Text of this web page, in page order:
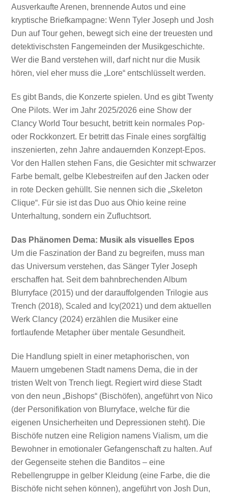
Ausverkaufte Arenen, brennende Autos und eine
kryptische Briefkampagne: Wenn Tyler Joseph und Josh
Dun auf Tour gehen, bewegt sich eine der treuesten und
detektivischsten Fangemeinden der Musikgeschichte.
Wer die Band verstehen will, darf nicht nur die Musik
hören, viel eher muss die „Lore“ entschlüsselt werden.
Es gibt Bands, die Konzerte spielen. Und es gibt Twenty
One Pilots. Wer im Jahr 2025/2026 eine Show der
Clancy World Tour besucht, betritt kein normales Pop-
oder Rockkonzert. Er betritt das Finale eines sorgfältig
inszenierten, zehn Jahre andauernden Konzept-Epos.
Vor den Hallen stehen Fans, die Gesichter mit schwarzer
Farbe bemalt, gelbe Klebestreifen auf den Jacken oder
in rote Decken gehüllt. Sie nennen sich die „Skeleton
Clique“. Für sie ist das Duo aus Ohio keine reine
Unterhaltung, sondern ein Zufluchtsort.
Das Phänomen Dema: Musik als visuelles Epos
Um die Faszination der Band zu begreifen, muss man
das Universum verstehen, das Sänger Tyler Joseph
erschaffen hat. Seit dem bahnbrechenden Album
Blurryface (2015) und der darauffolgenden Trilogie aus
Trench (2018), Scaled and Icy(2021) und dem aktuellen
Werk Clancy (2024) erzählen die Musiker eine
fortlaufende Metapher über mentale Gesundheit.
Die Handlung spielt in einer metaphorischen, von
Mauern umgebenen Stadt namens Dema, die in der
tristen Welt von Trench liegt. Regiert wird diese Stadt
von den neun „Bishops“ (Bischöfen), angeführt von Nico
(der Personifikation von Blurryface, welche für die
eigenen Unsicherheiten und Depressionen steht). Die
Bischöfe nutzen eine Religion namens Vialism, um die
Bewohner in emotionaler Gefangenschaft zu halten. Auf
der Gegenseite stehen die Banditos – eine
Rebellengruppe in gelber Kleidung (eine Farbe, die die
Bischöfe nicht sehen können), angeführt von Josh Dun,